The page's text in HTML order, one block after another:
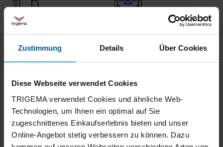
Zustimmung Details Über Cookies
Diese Webseite verwendet Cookies
TRIGEMA verwendet Cookies und ähnliche Web-
Technologien, um Ihnen ein optimal auf Sie
zugeschnittenes Einkaufserlebnis bieten und unser
Online-Angebot stetig verbessern zu können. Dazu
Klimaneutraler
Versand
Familienunternehmen
14 Tage
100% Made in